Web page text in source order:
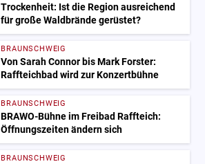
Trockenheit: Ist die Region ausreichend
für große Waldbrände gerüstet?
BRAUNSCHWEIG
Von Sarah Connor bis Mark Forster:
Raffteichbad wird zur Konzertbühne
BRAUNSCHWEIG
BRAWO-Bühne im Freibad Raffteich:
Öffnungszeiten ändern sich
BRAUNSCHWEIG